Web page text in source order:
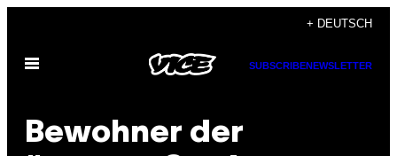
content
+ DEUTSCH
Open
SUBSCRIBENEWSLETTER
Bewohner der